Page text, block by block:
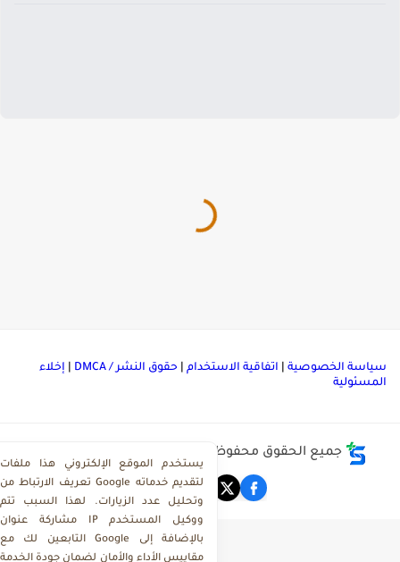
الخصوصية|اتفاقية الاستخدام|حقوق النشر / DMCA |إخلاء
جميع الحقوق محفوظة ©
يستخدم الموقع الإلكتروني هذا ملفات
تعريف الارتباط من Google لتقديم خدماته
وتحليل عدد الزيارات. لهذا السبب تتم
مشاركة عنوان IP ووكيل المستخدم
التابعين لك مع Google بالإضافة إلى
مقاييس الأداء والأمان لضمان جودة الخدمة